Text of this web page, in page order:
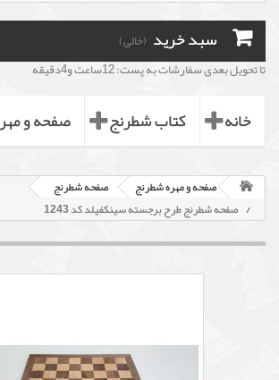
سبد خرید (خالی)
تا تحویل بعدی سفارشات به پست: 12ساعت و4دقیقه
خانه کتاب شطرنج صفحه و
صفحه و مهره شطرنج
صفحه شطرنج
صفحه شطرنج طرح برجسته سینکفیلد کد 1243